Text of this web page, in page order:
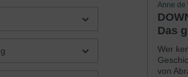
Anne de
Das
Wer
von